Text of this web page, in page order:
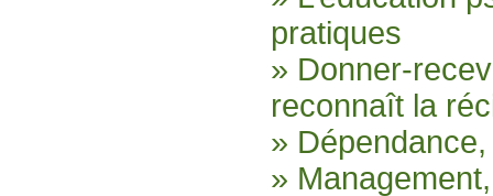
pratiques
» Donner-
reconnaît la
»
»